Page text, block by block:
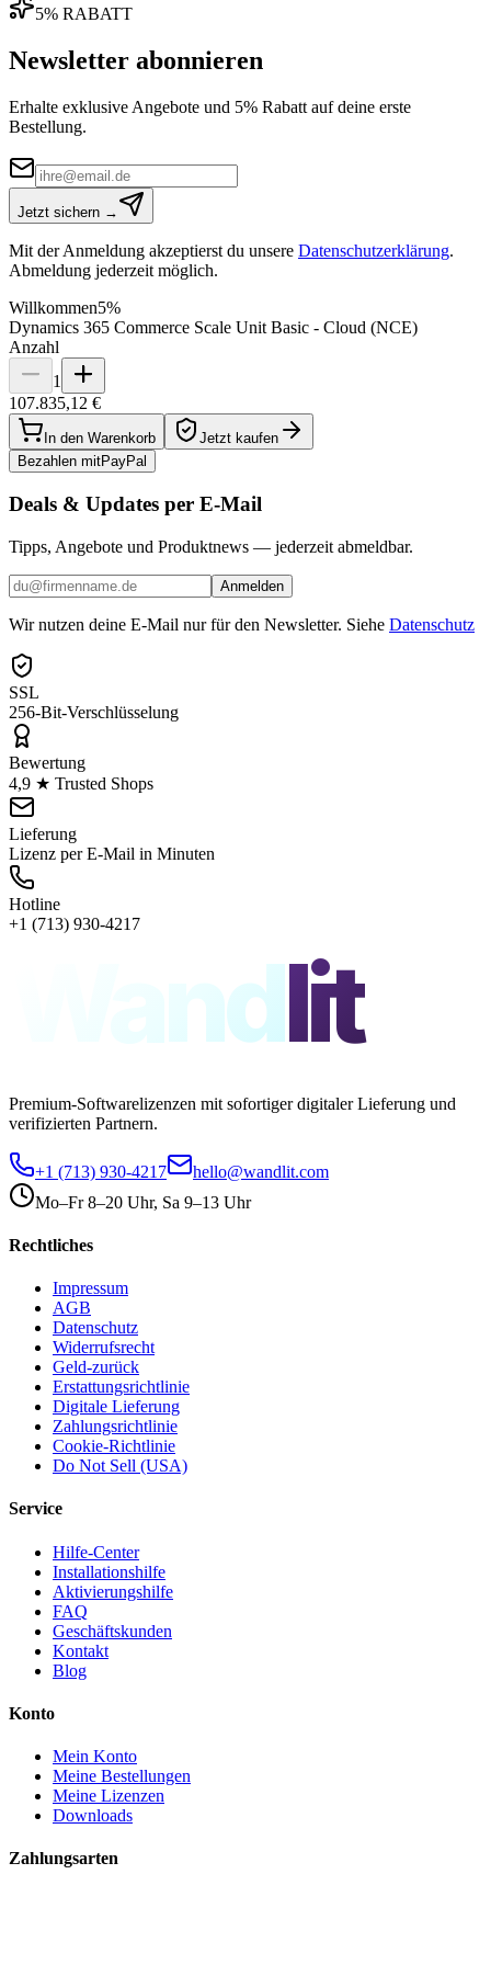
5% RABATT
Newsletter abonnieren
Erhalte exklusive Angebote und 5% Rabatt auf deine erste
Bestellung.
Jetzt sichern →
Mit der Anmeldung akzeptierst du unsere Datenschutzerklärung.
Abmeldung jederzeit möglich.
Willkommen5%
Dynamics 365 Commerce Scale Unit Basic - Cloud (NCE)
Anzahl
1
107.835,12 €
In den Warenkorb
Jetzt kaufen
Bezahlen mitPayPal
Deals & Updates per E-Mail
Tipps, Angebote und Produktnews — jederzeit abmeldbar.
Anmelden
Wir nutzen deine E-Mail nur für den Newsletter. Siehe Datenschutz
SSL
256-Bit-Verschlüsselung
Bewertung
4,9 ★ Trusted Shops
Lieferung
Lizenz per E-Mail in Minuten
Hotline
+1 (713) 930-4217
Wandlit
Premium-Softwarelizenzen mit sofortiger digitaler Lieferung und
verifizierten Partnern.
+1 (713) 930-4217
hello@wandlit.com
Mo–Fr 8–20 Uhr, Sa 9–13 Uhr
Rechtliches
Impressum
AGB
Datenschutz
Widerrufsrecht
Geld-zurück
Erstattungsrichtlinie
Digitale Lieferung
Zahlungsrichtlinie
Cookie-Richtlinie
Do Not Sell (USA)
Service
Hilfe-Center
Installationshilfe
Aktivierungshilfe
FAQ
Geschäftskunden
Kontakt
Blog
Konto
Mein Konto
Meine Bestellungen
Meine Lizenzen
Downloads
Zahlungsarten